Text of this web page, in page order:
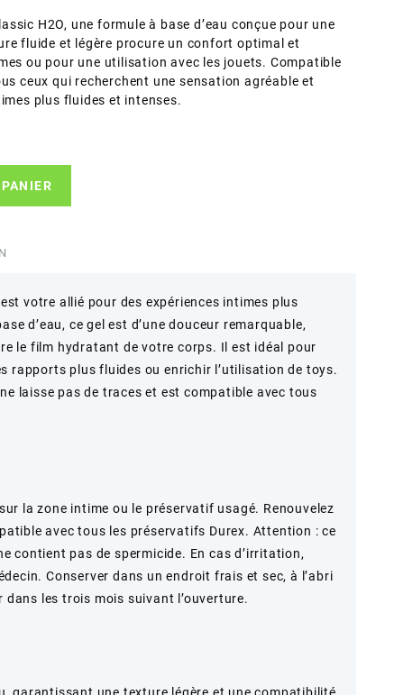
H2O, une formule à base d’eau conçue pour une
fluide et légère procure un confort optimal et
ou pour une utilisation avec les jouets. Compatible
ceux qui recherchent une sensation agréable et
plus fluides et intenses.
votre allié pour des expériences intimes plus
d’eau, ce gel est d’une douceur remarquable,
le film hydratant de votre corps. Il est idéal pour
rapports plus fluides ou enrichir l’utilisation de toys.
laisse pas de traces et est compatible avec tous
la zone intime ou le préservatif usagé. Renouvelez
avec tous les préservatifs Durex. Attention : ce
contient pas de spermicide. En cas d’irritation,
Conserver dans un endroit frais et sec, à l’abri
les trois mois suivant l’ouverture.
garantissant une texture légère et une compatibilité